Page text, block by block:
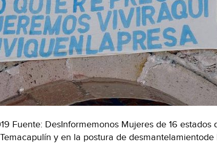
Fuente: DesInformemonos Mujeres de 16 estados
y en la postura de